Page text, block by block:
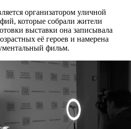
организатором уличной
которые собрали жители
выставки она записывала
её героев и намерена
фильм.